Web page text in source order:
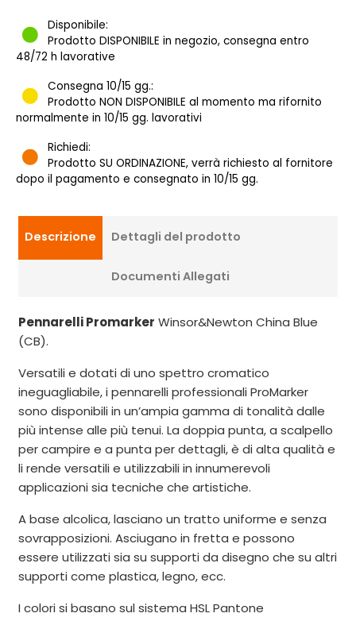
Disponibile:
Prodotto DISPONIBILE in negozio, consegna entro
48/72 h lavorative
Consegna 10/15 gg.:
Prodotto NON DISPONIBILE al momento ma rifornito
normalmente in 10/15 gg. lavorativi
Richiedi:
Prodotto SU ORDINAZIONE, verrà richiesto al fornitore
dopo il pagamento e consegnato in 10/15 gg.
Descrizione Dettagli del prodotto
Documenti Allegati
Pennarelli Promarker Winsor&Newton China Blue
(CB).
Versatili e dotati di uno spettro cromatico
ineguagliabile, i pennarelli professionali ProMarker
sono disponibili in un’ampia gamma di tonalità dalle
più intense alle più tenui. La doppia punta, a scalpello
per campire e a punta per dettagli, è di alta qualità e
li rende versatili e utilizzabili in innumerevoli
applicazioni sia tecniche che artistiche.
A base alcolica, lasciano un tratto uniforme e senza
sovrapposizioni. Asciugano in fretta e possono
essere utilizzati sia su supporti da disegno che su altri
supporti come plastica, legno, ecc.
I colori si basano sul sistema HSL Pantone